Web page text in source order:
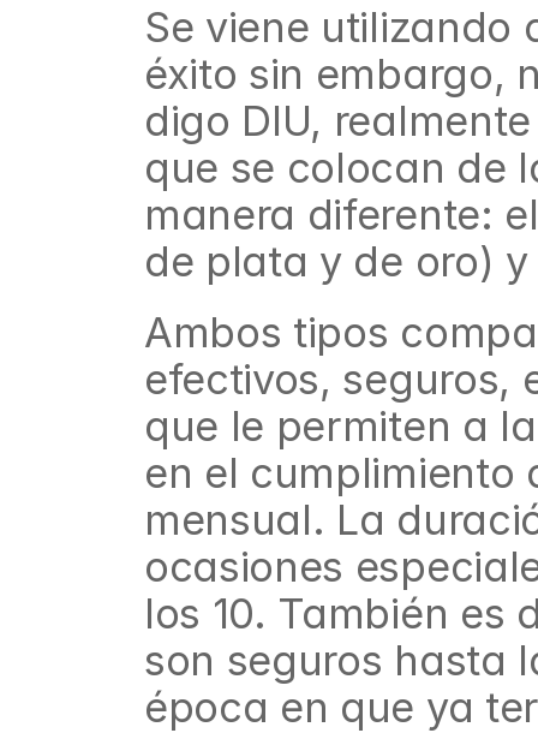
Se viene utilizando
éxito sin embargo,
digo DIU,
que se colocan de
manera diferente:
de plata y de oro)
Ambos tipos
efectivos, seguros,
que le permiten a
en el cumplimiento
mensual. La
ocasiones
los 10. También es
son seguros hasta
época en que ya